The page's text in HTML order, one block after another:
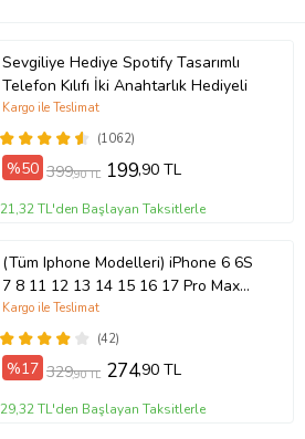
Sevgiliye Hediye Spotify Tasarımlı
Telefon Kılıfı İki Anahtarlık Hediyeli
(1062)
Kargo ile Teslimat
%50 399,90 TL 199,90 TL
21,32 TL'den Başlayan Taksitlerle
(Tüm Iphone Modelleri) iPhone 6 6S
7 8 11 12 13 14 15 16 17 Pro Max
Plus Mini Kişiye Özel Resimli
Fotoğraflı Kılıf(42)
Kargo ile Teslimat
%17 329,90 TL 274,90 TL
29,32 TL'den Başlayan Taksitlerle